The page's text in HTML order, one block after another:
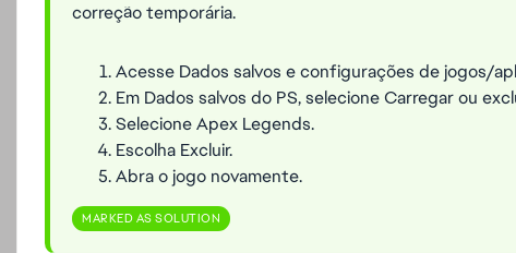
correção temporária.
Acesse Dados salvos e configurações de jogos/
Em Dados salvos do PS, selecione Carregar ou
Selecione Apex Legends.
Escolha Excluir.
Abra o jogo novamente.
MARKED AS SOLUTION